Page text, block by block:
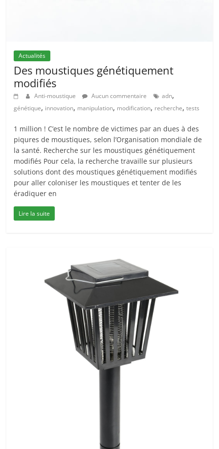
Actualités
Des moustiques génétiquement
modifiés
Anti-moustique Aucun commentaire adn,
génétique, innovation, manipulation, modification, recherche,tests
1 million ! C’est le nombre de victimes par an dues à des
piqures de moustiques, selon l’Organisation mondiale de
la santé. Recherche sur les moustiques génétiquement
modifiés Pour cela, la recherche travaille sur plusieurs
solutions dont des moustiques génétiquement modifiés
pour aller coloniser les moustiques et tenter de les
éradiquer en
Lire la suite